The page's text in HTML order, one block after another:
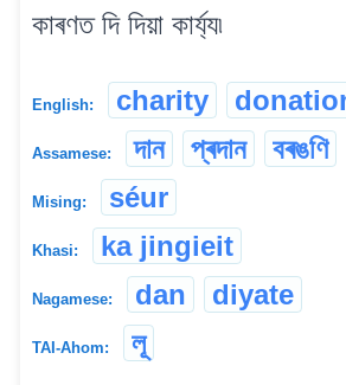
কাৰণত দি দিয়া কাৰ্য্য৷
English: charity
Assamese: দান প্ৰদান বৰঙণি
Mising: séur
Khasi: ka jingieit
Nagamese: dan diyate
TAI-Ahom: লূ